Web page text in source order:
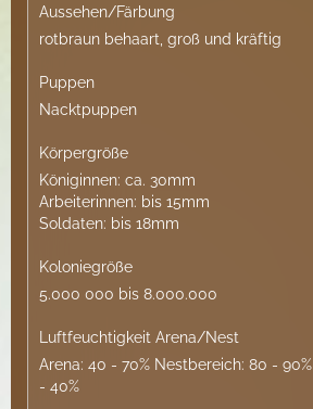
Aussehen/Färbung
rotbraun behaart, groß und kräftig
Puppen
Nacktpuppen
Körpergröße
Königinnen: ca. 30mm
Arbeiterinnen: bis 15mm
Soldaten: bis 18mm
Koloniegröße
5.000 000 bis 8.000.000
Luftfeuchtigkeit Arena/Nest
Arena: 40 - 70% Nestbereich: 80 -
- 40%